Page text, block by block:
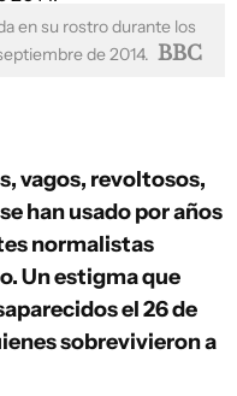
en su rostro durante los
de 2014. BBC
vagos, revoltosos,
han usado por años
normalistas
Un estigma que
el 26 de
sobrevivieron a